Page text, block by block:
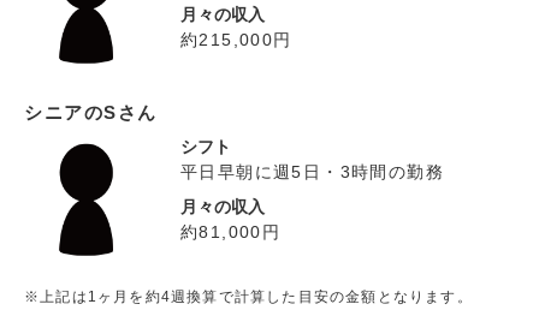
月々の収入
約215,000円
シニアのSさん
シフト
平日早朝に週5日・3時間の勤務
月々の収入
約81,000円
※上記は1ヶ月を約4週換算で計算した目安の金額となります。